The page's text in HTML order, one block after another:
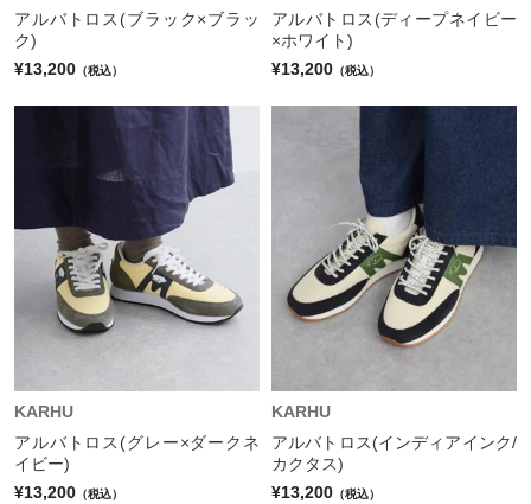
アルバトロス(ブラック×ブラッ
ク)
¥13,200 （税込）
アルバトロス(ディープネイビー
×ホワイト)
¥13,200 （税込）
KARHU
アルバトロス(グレー×ダークネ
イビー)
¥13,200 （税込）
KARHU
アルバトロス(インディアインク/
カクタス)
¥13,200 （税込）